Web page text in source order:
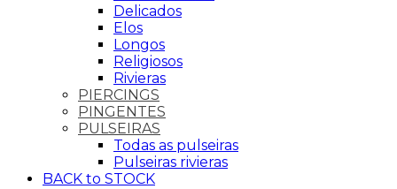
Delicados
Elos
Longos
Religiosos
Rivieras
PIERCINGS
PINGENTES
PULSEIRAS
Todas as pulseiras
Pulseiras rivieras
BACK to STOCK